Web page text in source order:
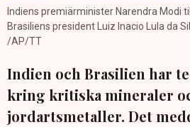
Indiens premiärminister Narendra Modi
Brasiliens president Luiz Inacio Lula da
/AP/TT
Indien och Brasilien har
kring kritiska mineraler
jordartsmetaller. Det